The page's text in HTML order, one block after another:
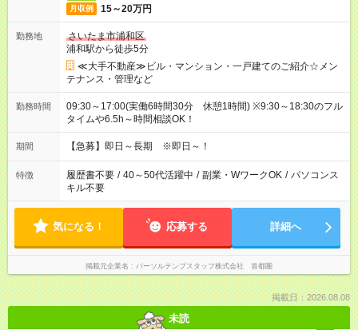
月収例 15～20万円
勤務地
さいたま市浦和区
浦和駅から徒歩5分
≪大手不動産≫ビル・マンション・一戸建てのご紹介☆メン
テナンス・管理など
勤務時間
09:30～17:00(実働6時間30分 休憩1時間) ※9:30～18:30のフル
タイムや6.5h～時間相談OK！
期間 【急募】即日～長期 ※即日～！
特徴 履歴書不要 / 40～50代活躍中 / 副業・WワークOK / パソコンス
キル不要
気になる！ 応募する 詳細へ
掲載元企業名 パーソルテンプスタッフ株式会社 首都圏
掲載日：2026.08.08
未読